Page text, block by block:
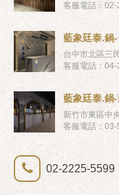
客服電話：
藍象廷泰.鍋
台中市北區三
客服電話：
藍象廷泰.鍋
新竹市東區中
客服電話：
02-2225-5599